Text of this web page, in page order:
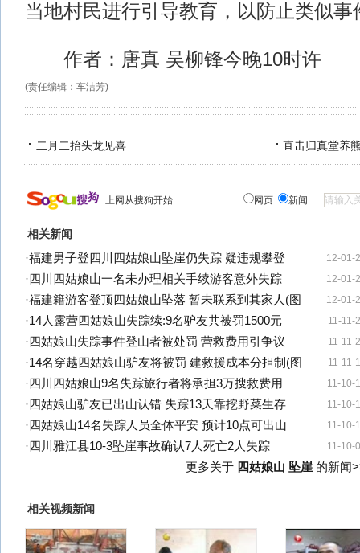
当地村民进行引导教育，以防止类似事
作者：唐真 吴柳锋今晚10时许
(责任编辑：车洁芳)
二月二抬头龙见喜 直击归真堂养
上网从搜狗开始 网页 新闻
相关新闻
12-01-
·福建男子登四川四姑娘山坠崖仍失踪 疑违规攀登
12-01-
· 四川四姑娘山一名未办理相关手续游客意外失踪
12-01-
·福建籍游客登顶四姑娘山坠落 暂未联系到其家人(图
11-11-
·14人露营四姑娘山失踪续:9名驴友共被罚1500元
11-11-
· 四姑娘山失踪事件登山者被处罚 营救费用引争议
11-11-
·14名穿越四姑娘山驴友将被罚 建救援成本分担制(图
11-10-
· 四川四姑娘山9名失踪旅行者将承担3万搜救费用
11-10-
· 四姑娘山驴友已出山认错 失踪13天靠挖野菜生存
11-10-
· 四姑娘山14名失踪人员全体平安 预计10点可出山
11-10-
· 四川雅江县10-3坠崖事故确认7人死亡2人失踪
更多关于 四姑娘山 坠崖的新闻
相关视频新闻